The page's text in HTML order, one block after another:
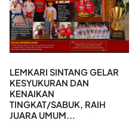
LEMKARI SINTANG GELAR
KESYUKURAN DAN
KENAIKAN
TINGKAT/SABUK, RAIH
JUARA UMUM...